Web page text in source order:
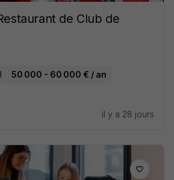
de Club de
50 000 - 60 000 € / an
il y a 28 jours